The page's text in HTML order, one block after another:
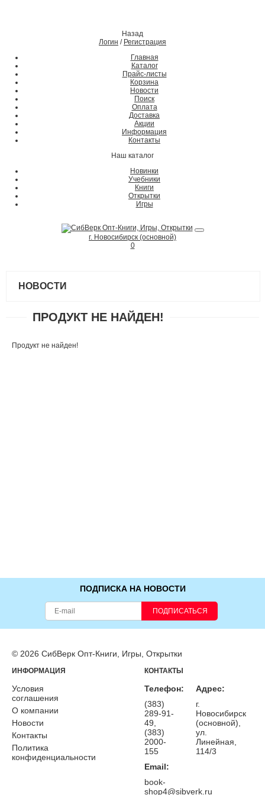
Назад
Логин / Регистрация
Главная
Каталог
Прайс-листы
Корзина
Новости
Поиск
Оплата
Доставка
Акции
Информация
Контакты
Наш каталог
Новинки
Учебники
Книги
Открытки
Игры
г. Новосибирск (основной)
0
НОВОСТИ
ПРОДУКТ НЕ НАЙДЕН!
Продукт не найден!
ПОДПИСКА НА НОВОСТИ
ПОДПИСАТЬСЯ
© 2026 СибВерк Опт-Книги, Игры, Открытки
ИНФОРМАЦИЯ
Условия
соглашения
О компании
Новости
Контакты
Политика
конфиденциальности
КОНТАКТЫ
Телефон:
(383)
289-91-
49,
(383)
2000-
155
Email:
book-
shop4@sibverk.ru
Адрес:
г.
Новосибирск
(основной),
ул.
Линейная,
114/3